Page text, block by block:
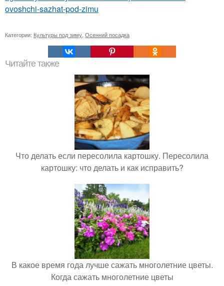
ovoshchi-sazhat-pod-zimu
Категории: Культуры под зиму Осенний посадка
Читайте также
Что делать если пересолила картошку. Пересолила
картошку: что делать и как исправить?
В какое время года лучше сажать многолетние цветы.
Когда сажать многолетние цветы